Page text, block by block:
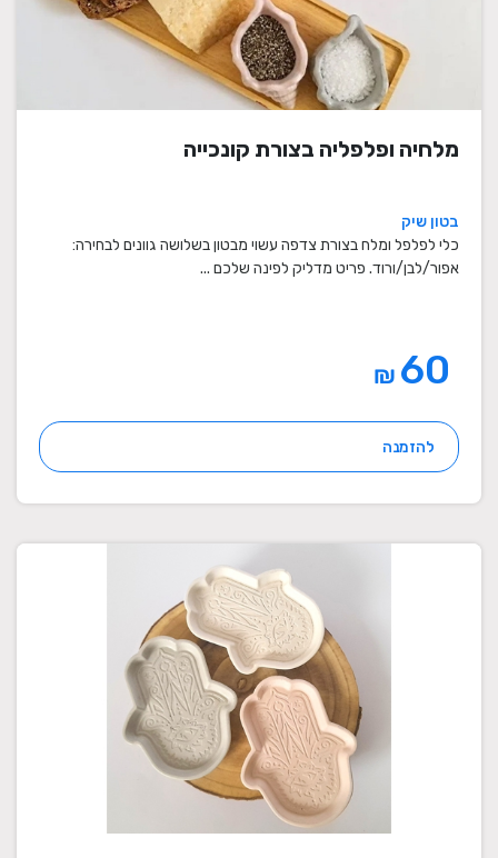
מלחיה ופלפליה בצורת קונכייה
בטון שיק
כלי לפלפל ומלח בצורת צדפה עשוי מבטון בשלושה גוונים לבחירה:
אפור/לבן/ורוד. פריט מדליק לפינה שלכם ...
₪
להזמנה